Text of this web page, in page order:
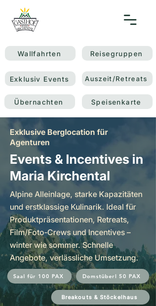
Wallfahrten Reisegruppen
Exklusiv Events Auszeit/Retreats
Übernachten Speisenkarte
Exklusive Berglocation für
Agenturen
Events & Incentives in
Maria Kirchental
Alpine Alleinlage, starke Kapazitäten
und erstklassige Kulinarik. Ideal für
Produktpräsentationen, Retreats,
Film/Foto‑Crews und Incentives –
winter wie sommer. Schnelle
Angebote, verlässliche Umsetzung.
Saal für 100 PAX Domstüberl 50 PAX
Breakouts & Stöckelhaus